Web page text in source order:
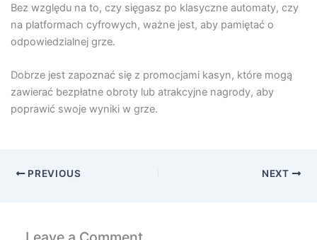
Bez względu na to, czy sięgasz po klasyczne automaty, czy
na platformach cyfrowych, ważne jest, aby pamiętać o
odpowiedzialnej grze.
Dobrze jest zapoznać się z promocjami kasyn, które mogą
zawierać bezpłatne obroty lub atrakcyjne nagrody, aby
poprawić swoje wyniki w grze.
PREVIOUS NEXT